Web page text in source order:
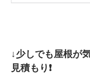
↓少しでも屋根が
見積もり ❗️